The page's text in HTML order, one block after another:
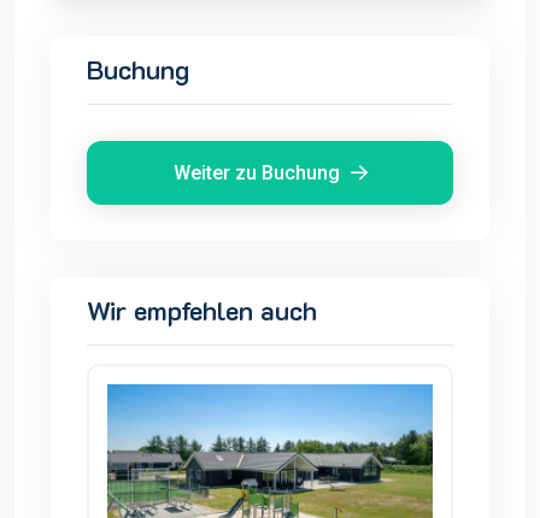
Buchung
Weiter zu Buchung
Wir empfehlen auch